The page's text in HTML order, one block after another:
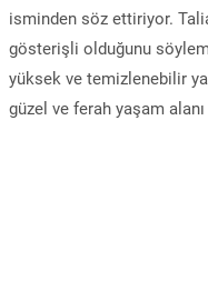
isminden söz ettiriyor.
gösterişli olduğunu
yüksek ve temizlenebilir
güzel ve ferah yaşam